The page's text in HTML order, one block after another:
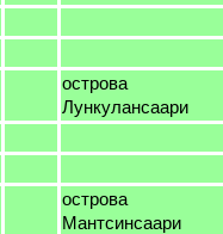
острова
Лункулансаари
острова
Мантсинсаари